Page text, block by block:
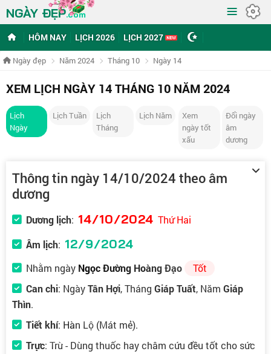
NGÀY ĐẸP.com ≡
HÔM NAY LỊCH 2026 LỊCH 2027
Ngày đẹp Năm 2024 Tháng 10 Ngày 14
XEM LỊCH NGÀY 14 THÁNG 10 NĂM 2024
Lịch
Ngày
Lịch Tuần
Lịch
Tháng
Lịch Năm
Xem
ngày tốt
xấu
Đổi ngày
âm
dương
Thông tin ngày 14/10/2024 theo âm
dương
Dương lịch: 14/10/2024 Thứ Hai
Âm lịch: 12/9/2024
Nhằm ngày Ngọc Đường Hoàng Đạo
Tốt
Can chi: NgàyTân Hợi, Tháng Giáp Tuất, Năm Giáp
Thìn.
Tiết khí: Hàn Lộ (Mát mẻ).
Trực: Trừ- Dùng thuốc hay châm cứu đều tốt cho sức